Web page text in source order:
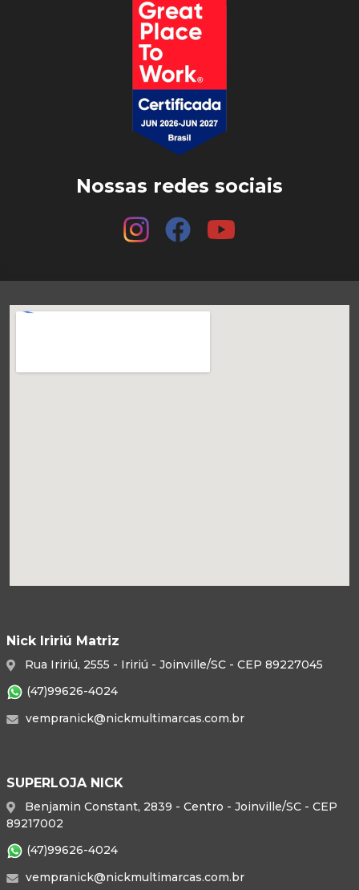
Nossas redes sociais
Nick Iririú Matriz
Rua Iririú, 2555 - Iririú - Joinville/SC - CEP 89227045
(47)99626-4024
vempranick@nickmultimarcas.com.br
SUPERLOJA NICK
Benjamin Constant, 2839 - Centro - Joinville/SC - CEP
89217002
(47)99626-4024
vempranick@nickmultimarcas.com.br